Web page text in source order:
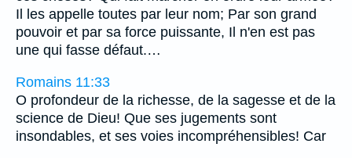
Il les appelle toutes par leur nom; Par son grand
pouvoir et par sa force puissante, Il n'en est pas
une qui fasse défaut.…
Romains 11:33
O profondeur de la richesse, de la sagesse et de la
science de Dieu! Que ses jugements sont
insondables, et ses voies incompréhensibles! Car